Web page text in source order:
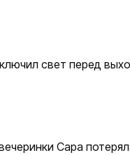
свет перед
Сара